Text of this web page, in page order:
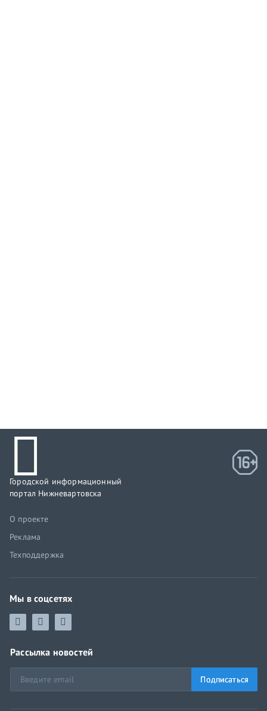
Городской информационный
портал Нижневартовска
О проекте
Реклама
Техподдержка
Мы в соцсетях
Рассылка новостей
Подписаться